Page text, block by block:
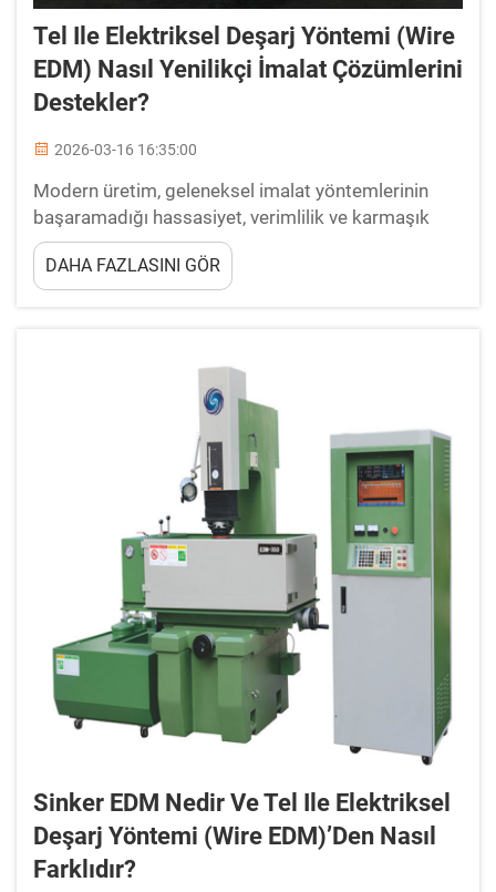
Tel Ile Elektriksel Deşarj Yöntemi (Wire
EDM) Nasıl Yenilikçi İmalat Çözümlerini
Destekler?
2026-03-16 16:35:00
Modern üretim, geleneksel imalat yöntemlerinin
başaramadığı hassasiyet, verimlilik ve karmaşık
geometrilerin oluşturulabilmesi gibi gereksinimleri
ortaya koymaktadır. Tel elektrik deşarjı ile imalat
(Tel EDM), bu gereksinimleri karşılamak isteyen
DAHA FAZLASINI GÖR
Sinker EDM Nedir Ve Tel Ile Elektriksel
Deşarj Yöntemi (Wire EDM)’den Nasıl
Farklıdır?